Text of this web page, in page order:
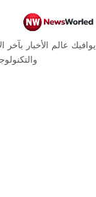
يوافيك عالم الأخبار